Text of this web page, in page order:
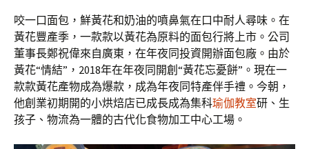
咬一口面包，鮮黃花和奶油的噴鼻氣在口中耐人尋味。在
黃花豐產季，一款款以黃花為原料的面包行將上市。公司
董事長鄭祝偉來自廣東，在年夜同投資開辦面包廠。由於
黃花“情結”，2018年在年夜同開創“黃花忘憂餅”。現在一
款款黃花產物成為爆款，成為年夜同特產伴手禮。今朝，
他創業初期開的小烘焙店已成長成為集科瑜伽教室研、生
孩子、物流為一體的古代化食物加工中心工場。